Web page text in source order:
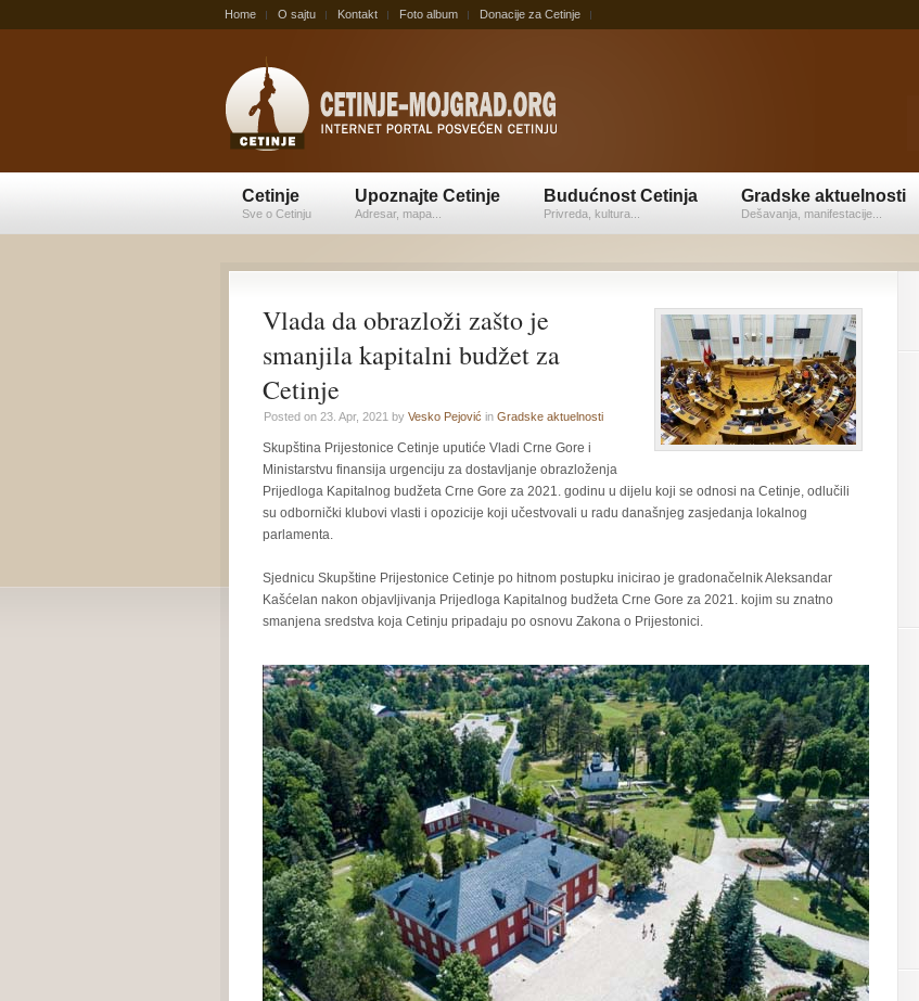
Home O sajtu Kontakt Foto album Donacije za Cetinje
Cetinje
Sve o Cetinju
Upoznajte Cetinje
Adresar, mapa...
Budućnost Cetinja
Privreda, kultura...
Gradske aktuelnosti
Dešavanja, manifestacije...
Vlada da obrazloži zašto je
smanjila kapitalni budžet za
Cetinje
Posted on 23. Apr, 2021 by Vesko Pejović in Gradske aktuelnosti
Skupština Prijestonice Cetinje uputiće Vladi Crne Gore i
Ministarstvu finansija urgenciju za dostavljanje obrazloženja
Prijedloga Kapitalnog budžeta Crne Gore za 2021. godinu u dijelu koji se odnosi na Cetinje, odlučili
su odbornički klubovi vlasti i opozicije koji učestvovali u radu današnjeg zasjedanja lokalnog
parlamenta.
Sjednicu Skupštine Prijestonice Cetinje po hitnom postupku inicirao je gradonačelnik Aleksandar
Kašćelan nakon objavljivanja Prijedloga Kapitalnog budžeta Crne Gore za 2021. kojim su znatno
smanjena sredstva koja Cetinju pripadaju po osnovu Zakona o Prijestonici.